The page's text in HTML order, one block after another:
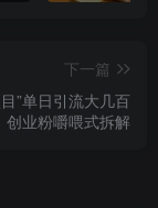
下一篇
”单日引流大几百
创业粉嚼喂式拆解